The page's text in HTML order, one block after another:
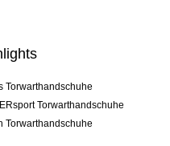
Torwarthandschuhe
Torwarthandschuhe
Torwarthandschuhe